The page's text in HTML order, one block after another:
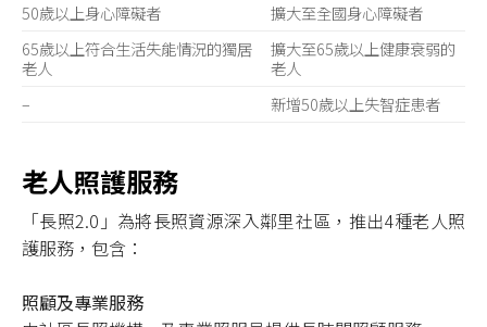
50歲以上身心障礙者
擴大至全國身心障礙者
65歲以上符合生活失能情況的獨居
老人
擴大至65歲以上健康衰弱的
老人
–
新增50歲以上失智症患者
老人照護服務
「長照2.0」為將長照資源深入鄰里社區，推出4種老人照
護服務，包含：
照顧及專業服務